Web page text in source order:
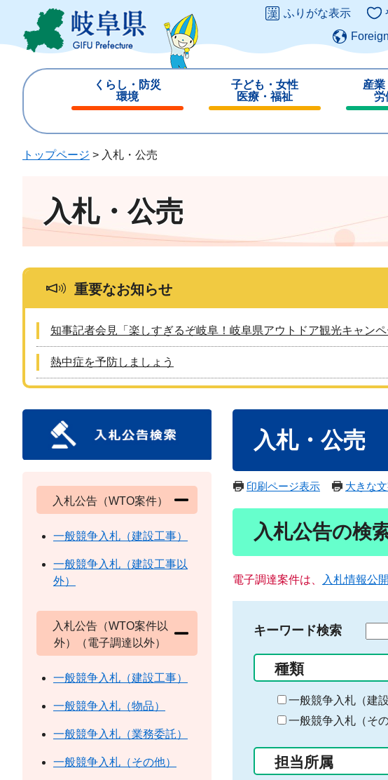
ジ
ュ
ふりがな表示
くらし・防災
環境
じ
子ども・女性
医療・福祉
じ
産業
労
じ
トップページ > 入札・公売
入札・公売
重要なお知らせ
知事記者会見「楽しすぎるぞ岐阜！岐阜県アウトドア観光キャン
熱中症を予防しましょう
入札・公売
印刷ページ表示 大きな
入札公告の検
電子調達案件は、 入札情報公
キーワード検索
る
キ
ー
ー
種類
一般競争入札（建設
一般競争入札（その
担当所属
入札公告（WTO案件）
一般競争入札（建設工事）
一般競争入札（建設工事以
外）
入札公告（WTO案件以
外）（電子調達以外）
一般競争入札（建設工事）
一般競争入札（物品）
一般競争入札（業務委託）
一般競争入札（その他）